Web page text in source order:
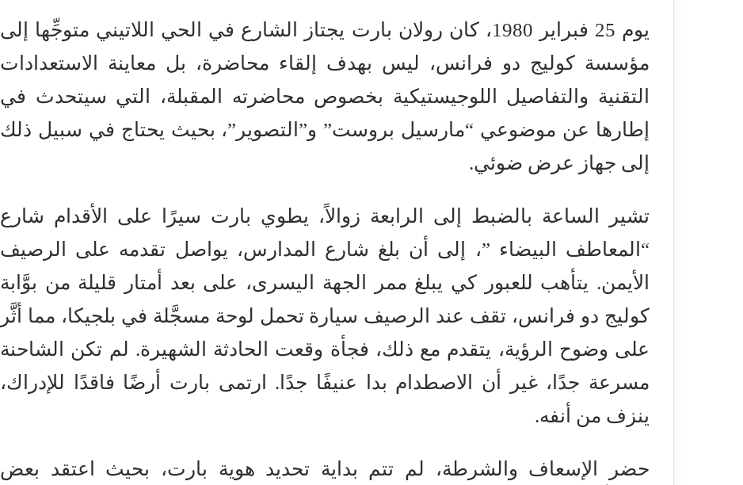
يوم 25 فبراير 1980، كان رولان بارت يجتاز الشارع في الحي اللاتيني متوجِّها إلى
مؤسسة كوليج دو فرانس، ليس بهدف إلقاء محاضرة، بل معاينة الاستعدادات
التقنية والتفاصيل اللوجيستيكية بخصوص محاضرته المقبلة، التي سيتحدث في
إطارها عن موضوعي “مارسيل بروست” و”التصوير”، بحيث يحتاج في سبيل ذلك
إلى جهاز عرض ضوئي.
تشير الساعة بالضبط إلى الرابعة زوالاً، يطوي بارت سيرًا على الأقدام شارع
“المعاطف البيضاء ”، إلى أن بلغ شارع المدارس، يواصل تقدمه على الرصيف
الأيمن. يتأهب للعبور كي يبلغ ممر الجهة اليسرى، على بعد أمتار قليلة من بوَّابة
كوليج دو فرانس، تقف عند الرصيف سيارة تحمل لوحة مسجَّلة في بلجيكا، مما أثَّر
على وضوح الرؤية، يتقدم مع ذلك، فجأة وقعت الحادثة الشهيرة. لم تكن الشاحنة
مسرعة جدًا، غير أن الاصطدام بدا عنيفًا جدًا. ارتمى بارت أرضًا فاقدًا للإدراك،
ينزف من أنفه.
حضر الإسعاف والشرطة، لم تتم بداية تحديد هوية بارت، بحيث اعتقد بعض